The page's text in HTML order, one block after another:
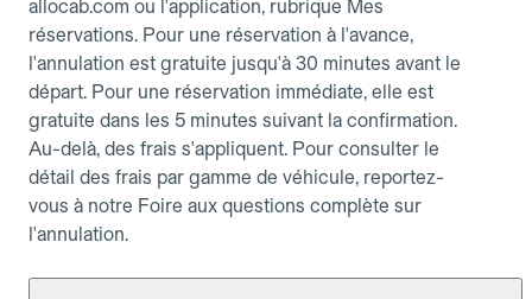
allocab.com ou l'application, rubrique Mes
réservations. Pour une réservation à l'avance,
l'annulation est gratuite jusqu'à 30 minutes avant le
départ. Pour une réservation immédiate, elle est
gratuite dans les 5 minutes suivant la confirmation.
Au-delà, des frais s'appliquent. Pour consulter le
détail des frais par gamme de véhicule, reportez-
vous à notre Foire aux questions complète sur
l'annulation.